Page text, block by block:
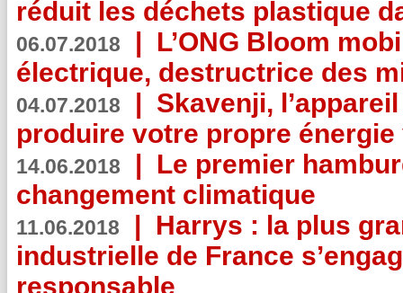
réduit les déchets plastique
06.07.2018 | L’ONG Bloom
électrique, destructrice des
04.07.2018 | Skavenji,
produire votre propre
14.06.2018 | Le premier
changement climatique
11.06.2018 | Harrys : la plus
industrielle de France
responsable